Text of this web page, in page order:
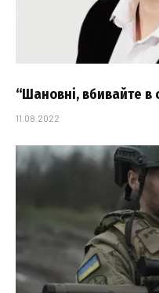
“Шановні, вбивайте в
11.08.2022